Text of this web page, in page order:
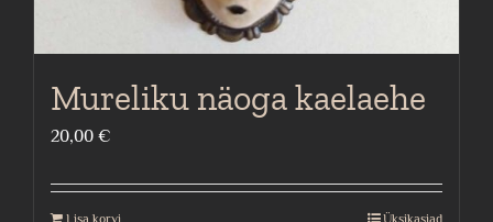
Mureliku näoga kaelaehe
20,00 €
Lisa korvi Üksikasjad